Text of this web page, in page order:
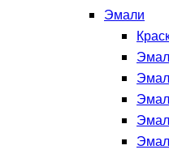
Эмали